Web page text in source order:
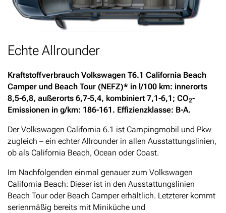
Echte Allrounder
Kraftstoffverbrauch Volkswagen T6.1 California Beach
Camper und Beach Tour (NEFZ)* in l/100 km: innerorts
8,5-6,8, außerorts 6,7-5,4, kombiniert 7,1-6,1; CO2-
Emissionen in g/km: 186-161. Effizienzklasse: B-A.
Der Volkswagen California 6.1 ist Campingmobil und Pkw
zugleich – ein echter Allrounder in allen Ausstattungslinien,
ob als California Beach, Ocean oder Coast.
Im Nachfolgenden einmal genauer zum Volkswagen
California Beach: Dieser ist in den Ausstattungslinien
Beach Tour oder Beach Camper erhältlich. Letzterer kommt
serienmäßig bereits mit Miniküche und